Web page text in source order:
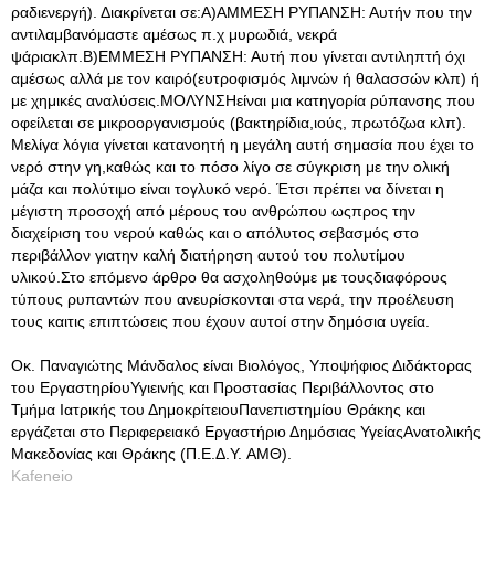
ραδιενεργή). Διακρίνεται σε:Α)ΑΜΜΕΣΗ ΡΥΠΑΝΣΗ: Αυτήν που την
αντιλαμβανόμαστε αμέσως π.χ μυρωδιά, νεκρά
ψάριακλπ.Β)ΕΜΜΕΣΗ ΡΥΠΑΝΣΗ: Αυτή που γίνεται αντιληπτή όχι
αμέσως αλλά με τον καιρό(ευτροφισμός λιμνών ή θαλασσών κλπ) ή
με χημικές αναλύσεις.ΜΟΛΥΝΣΗείναι μια κατηγορία ρύπανσης που
οφείλεται σε μικροοργανισμούς (βακτηρίδια,ιούς, πρωτόζωα κλπ).
Μελίγα λόγια γίνεται κατανοητή η μεγάλη αυτή σημασία που έχει το
νερό στην γη,καθώς και το πόσο λίγο σε σύγκριση με την ολική
μάζα και πολύτιμο είναι τογλυκό νερό. Έτσι πρέπει να δίνεται η
μέγιστη προσοχή από μέρους του ανθρώπου ωςπρος την
διαχείριση του νερού καθώς και ο απόλυτος σεβασμός στο
περιβάλλον γιατην καλή διατήρηση αυτού του πολυτίμου
υλικού.Στο επόμενο άρθρο θα ασχοληθούμε με τουςδιαφόρους
τύπους ρυπαντών που ανευρίσκονται στα νερά, την προέλευση
τους καιτις επιπτώσεις που έχουν αυτοί στην δημόσια υγεία.
Οκ. Παναγιώτης Μάνδαλος είναι Βιολόγος, Υποψήφιος Διδάκτορας
του ΕργαστηρίουΥγιεινής και Προστασίας Περιβάλλοντος στο
Τμήμα Ιατρικής του ΔημοκρίτειουΠανεπιστημίου Θράκης και
εργάζεται στο Περιφερειακό Εργαστήριο Δημόσιας ΥγείαςΑνατολικής
Μακεδονίας και Θράκης (Π.Ε.Δ.Υ. AMΘ).
Kafeneio